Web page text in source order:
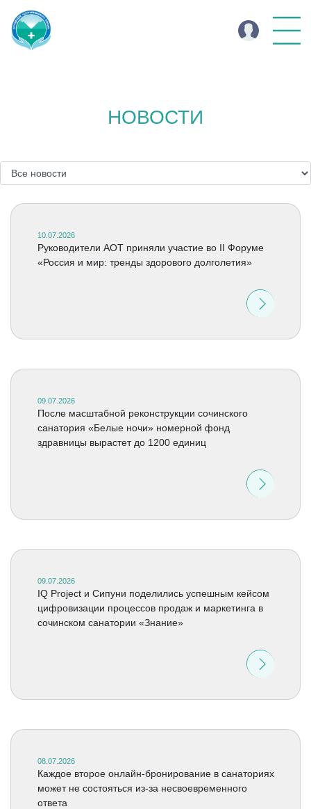
НОВОСТИ
10.07.2026
Руководители АОТ приняли участие во II Форуме
«Россия и мир: тренды здорового долголетия»
09.07.2026
После масштабной реконструкции сочинского
санатория «Белые ночи» номерной фонд
здравницы вырастет до 1200 единиц
09.07.2026
IQ Project и Сипуни поделились успешным кейсом
цифровизации процессов продаж и маркетинга в
сочинском санатории «Знание»
08.07.2026
Каждое второе онлайн-бронирование в санаториях
может не состояться из-за несвоевременного
ответа